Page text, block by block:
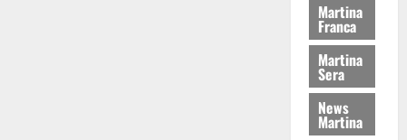
Martina
Franca
Martina
Sera
News
Martina